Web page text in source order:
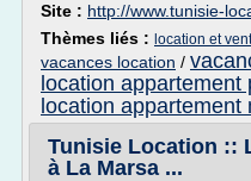
Site : http://www.tunisie-
Thèmes liés : location et
vacances location /
location
location appartement
Tunisie Location ::
à La Marsa ...